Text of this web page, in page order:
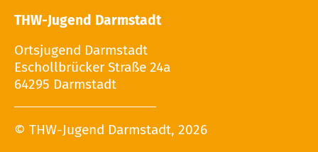
THW-Jugend Darmstadt
Ortsjugend Darmstadt
Eschollbrücker Straße 24a
64295 Darmstadt
© THW-Jugend Darmstadt, 2026